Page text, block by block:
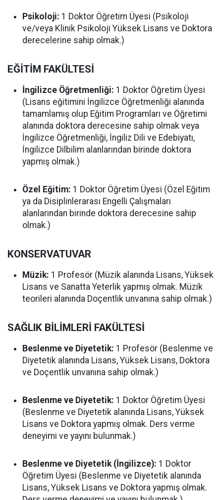
Psikoloji: 1 Doktor Öğretim Üyesi (Psikoloji
ve/veya Klinik Psikoloji Yüksek Lisans ve Doktora
derecelerine sahip olmak.)
EĞİTİM FAKÜLTESİ
İngilizce Öğretmenliği: 1 Doktor Öğretim Üyesi
(Lisans eğitimini İngilizce Öğretmenliği alanında
tamamlamış olup Eğitim Programları ve Öğretimi
alanında doktora derecesine sahip olmak veya
İngilizce Öğretmenliği, İngiliz Dili ve Edebiyatı,
İngilizce Dilbilim alanlarından birinde doktora
yapmış olmak.)
Özel Eğitim: 1 Doktor Öğretim Üyesi (Özel Eğitim
ya da Disiplinlerarası Engelli Çalışmaları
alanlarından birinde doktora derecesine sahip
olmak.)
KONSERVATUVAR
Müzik: 1 Profesör (Müzik alanında Lisans, Yüksek
Lisans ve Sanatta Yeterlik yapmış olmak. Müzik
teorileri alanında Doçentlik unvanına sahip olmak.)
SAĞLIK BİLİMLERİ FAKÜLTESİ
Beslenme ve Diyetetik: 1 Profesör (Beslenme ve
Diyetetik alanında Lisans, Yüksek Lisans, Doktora
ve Doçentlik unvanına sahip olmak.)
Beslenme ve Diyetetik: 1 Doktor Öğretim Üyesi
(Beslenme ve Diyetetik alanında Lisans, Yüksek
Lisans ve Doktora yapmış olmak. Ders verme
deneyimi ve yayını bulunmak.)
Beslenme ve Diyetetik (İngilizce): 1 Doktor
Öğretim Üyesi (Beslenme ve Diyetetik alanında
Lisans, Yüksek Lisans ve Doktora yapmış olmak.